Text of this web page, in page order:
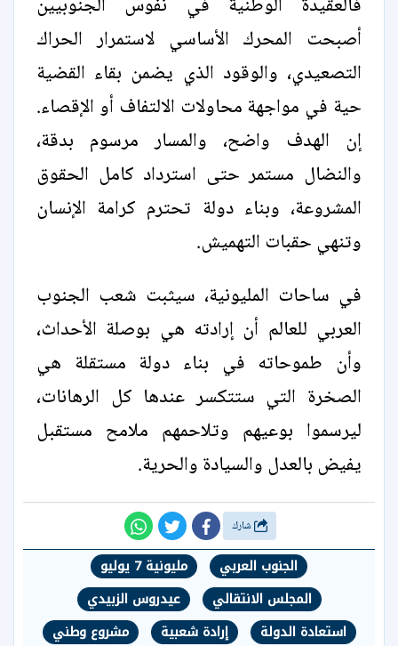
فالعقيدة الوطنية في نفوس الجنوبيين
أصبحت المحرك الأساسي لاستمرار الحراك
التصعيدي، والوقود الذي يضمن بقاء القضية
حية في مواجهة محاولات الالتفاف أو الإقصاء.
إن الهدف واضح، والمسار مرسوم بدقة،
والنضال مستمر حتى استرداد كامل الحقوق
المشروعة، وبناء دولة تحترم كرامة الإنسان
وتنهي حقبات التهميش.
في ساحات المليونية، سيثبت شعب الجنوب
العربي للعالم أن إرادته هي بوصلة الأحداث،
وأن طموحاته في بناء دولة مستقلة هي
الصخرة التي ستتكسر عندها كل الرهانات،
ليرسموا بوعيهم وتلاحمهم ملامح مستقبل
يفيض بالعدل والسيادة والحرية.
الجنوب العربي
مليونية 7 يوليو
المجلس الانتقالي
عيدروس الزبيدي
استعادة الدولة
إرادة شعبية
مشروع وطني